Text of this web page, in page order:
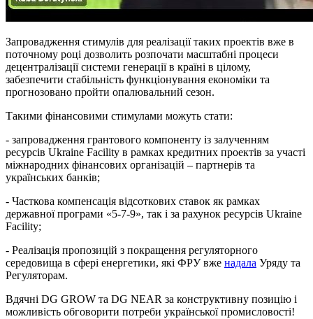
Запровадження стимулів для реалізації таких проектів вже в
поточному році дозволить розпочати масштабні процеси
децентралізації системи генерації в країні в цілому,
забезпечити стабільність функціонування економіки та
прогнозовано пройти опалювальний сезон.
Такими фінансовими стимулами можуть стати:
- запровадження грантового компоненту із залученням
ресурсів Ukraine Facility в рамках кредитних проектів за участі
міжнародних фінансових організацій – партнерів та
українських банків;
- Часткова компенсація відсоткових ставок як рамках
державної програми «5-7-9», так і за рахунок ресурсів Ukraine
Facility;
- Реалізація пропозицій з покращення регуляторного
середовища в сфері енергетики, які ФРУ вже надала Уряду та
Регуляторам.
Вдячні DG GROW та DG NEAR за конструктивну позицію і
можливість обговорити потреби української промисловості!